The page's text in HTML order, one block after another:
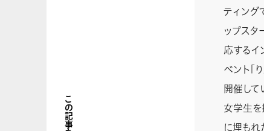
ティング
ップスタ
応するイ
ベント「
開催して
女学生を
に埋も